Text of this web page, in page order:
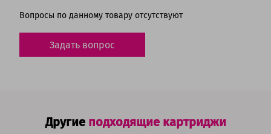
Вопросы по данному товару отсутствуют
Задать вопрос
Другие подходящие картриджи